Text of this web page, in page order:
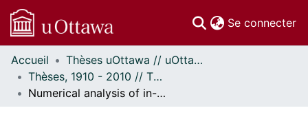
Se connecter
Communautés
et collections
Parcourir
Accueil
Thèses uOttawa // uOttawa Theses
Thèses, 1910 - 2010 // Theses, 1910 - 2010
Numerical analysis of in-vivo dielectric sensors.